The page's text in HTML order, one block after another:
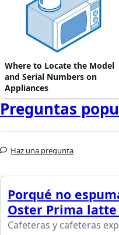
Where to Locate the Model
and Serial Numbers on
Appliances
Preguntas
Haz una pregunta
Porqué no
Oster Prima latte
Cafeteras y cafeteras